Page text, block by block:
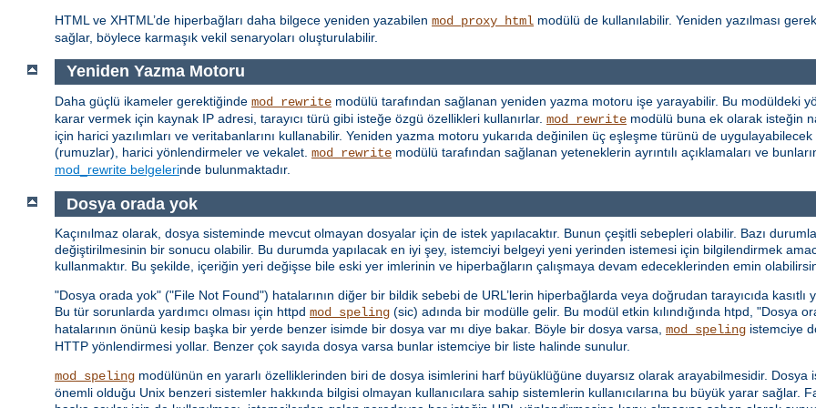
HTML ve XHTML’de hiperbağları daha bilgece yeniden yazabilen mod_proxy_html modülü de kullanılabilir. Yeniden yazılması
sağlar, böylece karmaşık vekil senaryoları oluşturulabilir.
Yeniden Yazma Motoru
Daha güçlü ikameler gerektiğinde mod_rewrite modülü tarafından sağlanan yeniden yazma motoru işe yarayabilir. Bu modüldeki
karar vermek için kaynak IP adresi, tarayıcı türü gibi isteğe özgü özellikleri kullanırlar. mod_rewrite modülü buna ek olarak isteğin
için harici yazılımları ve veritabanlarını kullanabilir. Yeniden yazma motoru yukarıda değinilen üç eşleşme türünü de
(rumuzlar), harici yönlendirmeler ve vekalet. mod_rewrite modülü tarafından sağlanan yeteneklerin ayrıntılı açıklamaları ve
mod_rewrite belgelerinde bulunmaktadır.
Dosya orada yok
Kaçınılmaz olarak, dosya sisteminde mevcut olmayan dosyalar için de istek yapılacaktır. Bunun çeşitli sebepleri olabilir. Bazı
değiştirilmesinin bir sonucu olabilir. Bu durumda yapılacak en iyi şey, istemciyi belgeyi yeni yerinden istemesi için bilgilendirmek
kullanmaktır. Bu şekilde, içeriğin yeri değişse bile eski yer imlerinin ve hiperbağların çalışmaya devam edeceklerinden emin
"Dosya orada yok" ("File Not Found") hatalarının diğer bir bildik sebebi de URL’lerin hiperbağlarda veya doğrudan tarayıcıda kasıtlı
Bu tür sorunlarda yardımcı olması için httpd mod_speling (sic) adında bir modülle gelir. Bu modül etkin kılındığında htpd, "Dosya
hatalarının önünü kesip başka bir yerde benzer isimde bir dosya var mı diye bakar. Böyle bir dosya varsa, mod_speling istemciye
HTTP yönlendirmesi yollar. Benzer çok sayıda dosya varsa bunlar istemciye bir liste halinde sunulur.
mod_speling modülünün en yararlı özelliklerinden biri de dosya isimlerini harf büyüklüğüne duyarsız olarak arayabilmesidir.
önemli olduğu Unix benzeri sistemler hakkında bilgisi olmayan kullanıcılara sahip sistemlerin kullanıcılarına bu büyük yarar sağlar.